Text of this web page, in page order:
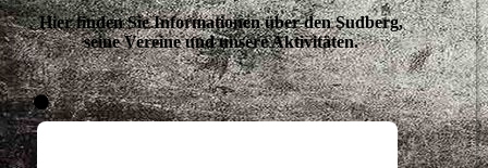
Hier finden Sie Informationen über den Sudberg,
seine Vereine und unsere Aktivitäten.